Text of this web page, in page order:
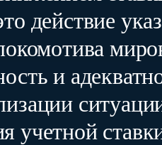
действие
и
учетной